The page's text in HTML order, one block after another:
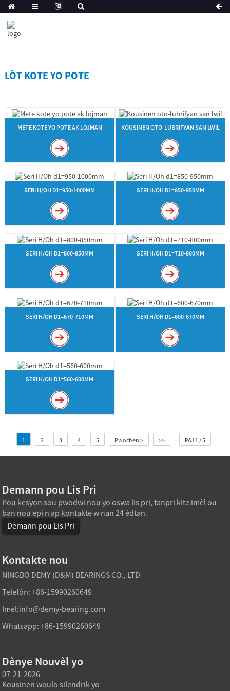
LÒT KOTE YO POTE
METE KOTE YO POTE AK LOJMAN KOUSINEN OTO-LUBRIFYAN SAN LWIL
SERI H/OH D1=950-1000MM SERI H/OH D1=850-950MM
SERI H/OH D1=800-850MM SERI H/OH D1=710-800MM
SERI H/OH D1=670-710MM SERI H/OH D1=600-670MM
SERI H/OH D1=560-600MM
1 2 3 4 5 Pwochen > >> PAJ 1 / 5
Demann pou Lis Pri
Pou kesyon sou pwodwi nou yo oswa lis pri, tanpri kite imèl ou
ban nou epi n ap kontakte w nan 24 èdtan.
Demann pou Lis Pri
Kontakte nou
NINGBO DEMY (D&M) BEARINGS CO., LTD
Telefòn: +86-15990260649
Imèl:info@demy-bearing.com
Whatsapp: +86-15990260649
Dènye Nouvèl yo
07-21-2026
Kousinen woulo silendrik yo